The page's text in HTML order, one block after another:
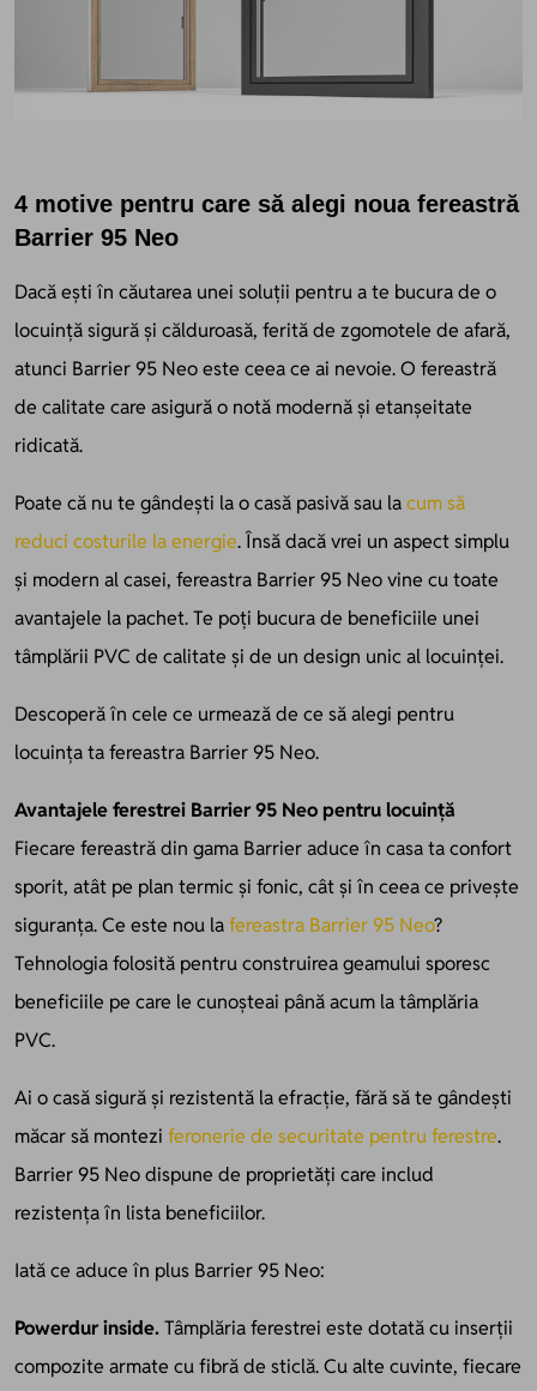
4 motive pentru care să alegi noua fereastră
Barrier 95 Neo
Dacă ești în căutarea unei soluții pentru a te bucura de o
locuință sigură și călduroasă, ferită de zgomotele de afară,
atunci Barrier 95 Neo este ceea ce ai nevoie. O fereastră
de calitate care asigură o notă modernă și etanșeitate
ridicată.
Poate că nu te gândești la o casă pasivă sau lacum să
reduci costurile la energie. Însă dacă vrei un aspect simplu
și modern al casei, fereastra Barrier 95 Neo vine cu toate
avantajele la pachet. Te poți bucura de beneficiile unei
tâmplării PVC de calitate și de un design unic al locuinței.
Descoperă în cele ce urmează de ce să alegi pentru
locuința ta fereastra Barrier 95 Neo.
Avantajele ferestrei Barrier 95 Neo pentru locuință
Fiecare fereastră din gama Barrier aduce în casa ta confort
sporit, atât pe plan termic și fonic, cât și în ceea ce privește
siguranța. Ce este nou lafereastra Barrier 95 Neo?
Tehnologia folosită pentru construirea geamului sporesc
beneficiile pe care le cunoșteai până acum la tâmplăria
PVC.
Ai o casă sigură și rezistentă la efracție, fără să te gândești
măcar să montezi feronerie de securitate pentru ferestre.
Barrier 95 Neo dispune de proprietăți care includ
rezistența în lista beneficiilor.
Iată ce aduce în plus Barrier 95 Neo:
Powerdur inside.Tâmplăria ferestrei este dotată cu inserții
compozite armate cu fibră de sticlă. Cu alte cuvinte, fiecare